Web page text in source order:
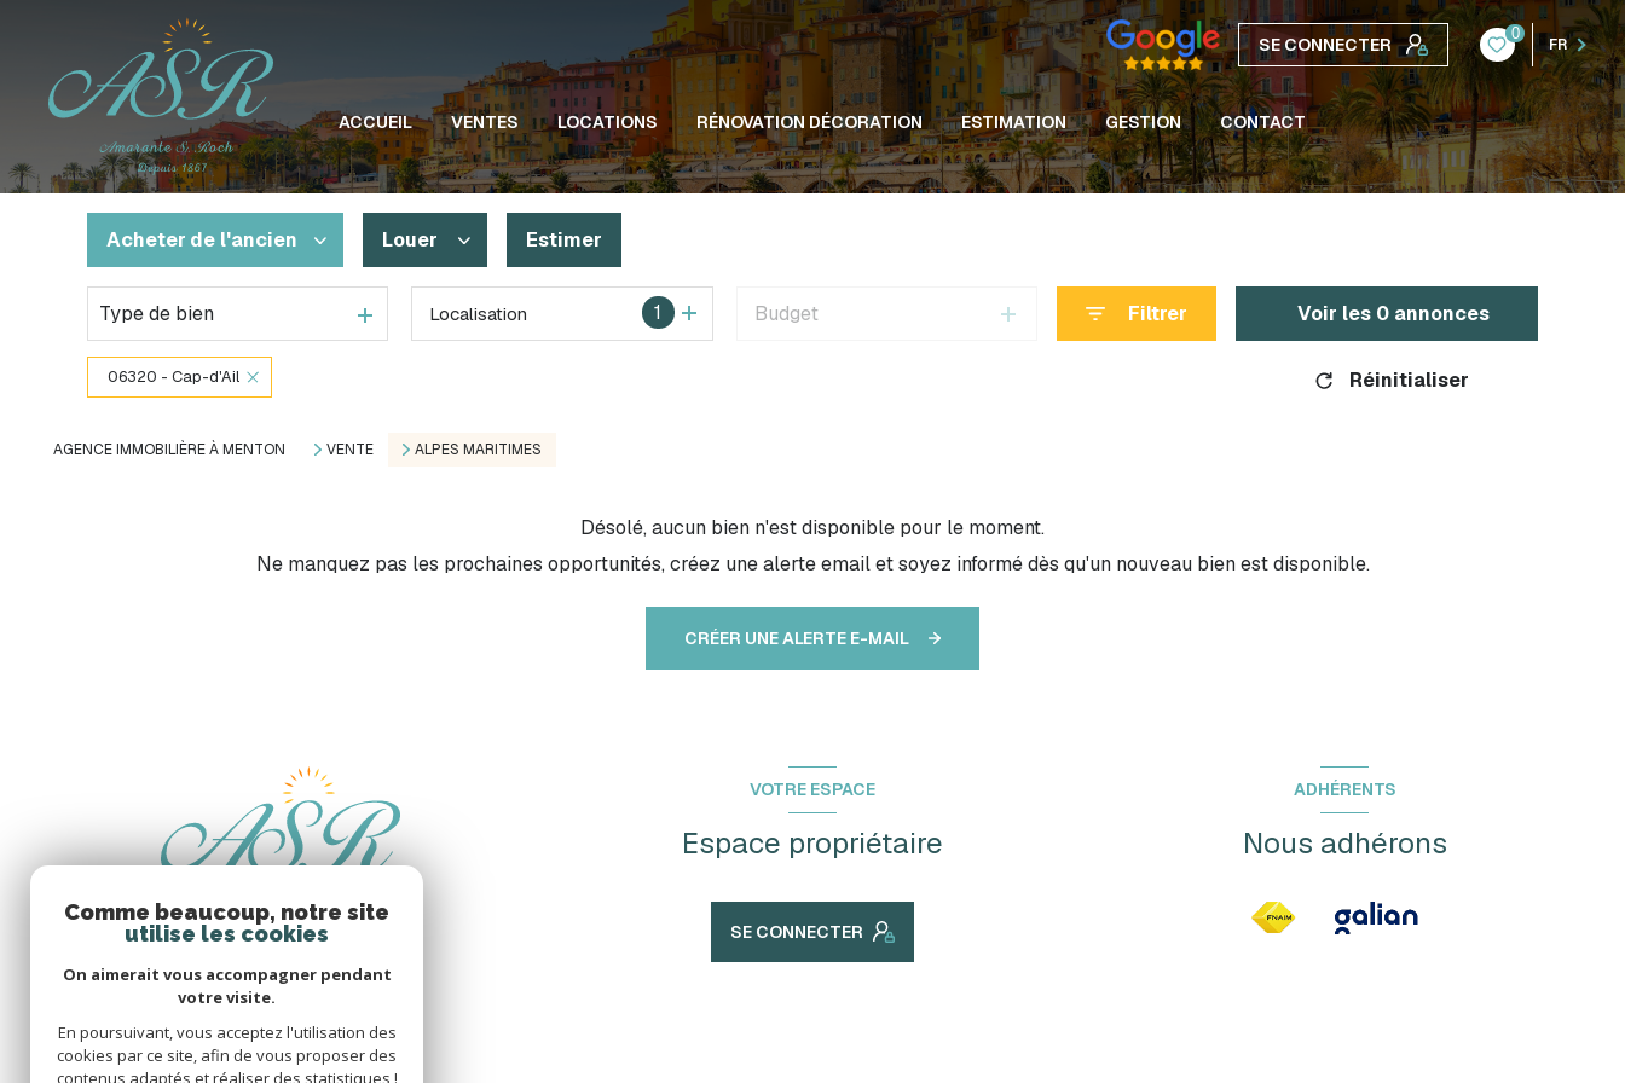
SE CONNECTER
0
FR
ACCUEIL VENTES LOCATIONS RÉNOVATION DÉCORATION ESTIMATION GESTION CONTACT
Acheter de l'ancien
De l'ancien
De l'immo pro
Louer
à l'année
Estimer
Type de bien 1
Localisation Budget Filtrer Voir les 0annonces
06320 - Cap-d'Ail Réinitialiser
AGENCE IMMOBILIÈRE À MENTON VENTE ALPES MARITIMES
Désolé, aucun bien n'est disponible pour le moment.
Ne manquez pas les prochaines opportunités, créez une alerte email et soyez informé dès qu'un nouveau bien est disponible.
CRÉER UNE ALERTE E-MAIL
VOTRE ESPACE
Espace propriétaire
SE CONNECTER
ADHÉRENTS
Nous adhérons
Comme beaucoup, notre site
utilise les cookies
On aimerait vous accompagner pendant
votre visite.
En poursuivant, vous acceptez l'utilisation des
cookies par ce site, afin de vous proposer des
contenus adaptés et réaliser des statistiques !